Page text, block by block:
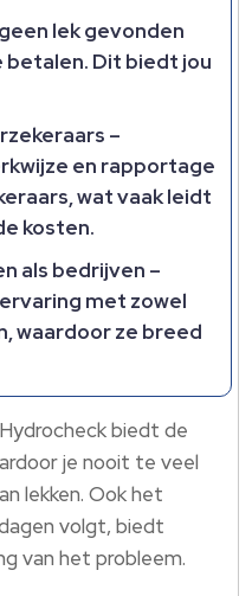
lek gevonden
Dit biedt jou
–
en rapportage
wat vaak leidt
kosten.
als bedrijven –
met zowel
waardoor ze breed
biedt de
je nooit te veel
lekken. Ook het
volgt, biedt
van het probleem.